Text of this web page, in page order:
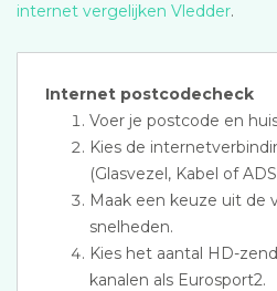
internet vergelijken Vledder.
Internet postcodecheck
Voer je postcode en
Kies de
(Glasvezel, Kabel of
Maak een keuze uit de
snelheden.
Kies het aantal HD-
kanalen als Eurosport2.